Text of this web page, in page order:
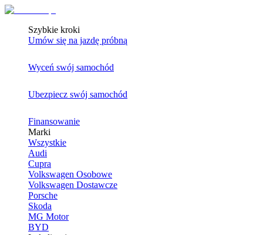
Szybkie kroki
Umów się na jazdę próbną
Wyceń swój samochód
Ubezpiecz swój samochód
Finansowanie
Marki
Wszystkie
Audi
Cupra
Volkswagen Osobowe
Volkswagen Dostawcze
Porsche
Skoda
MG Motor
BYD